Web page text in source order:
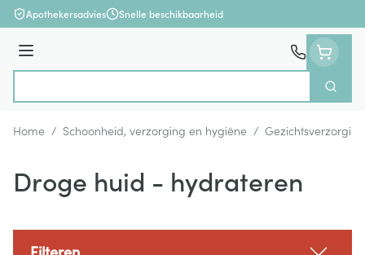
Ga naar de inhoud
Apothekersadvies Snelle beschikbaarheid
Menu
Zoek
Home / Schoonheid, verzorging en hygiëne / Gezichtsverzorging
Droge huid - hydrateren